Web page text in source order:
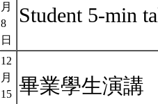
月
8
日
Student 5-min
12
月
15 畢業學生演講